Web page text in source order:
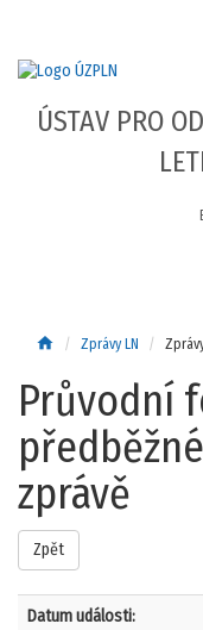
ÚSTAV PRO
home Zprávy LN
Průvodní
zprávě
Zpět
Datum události: